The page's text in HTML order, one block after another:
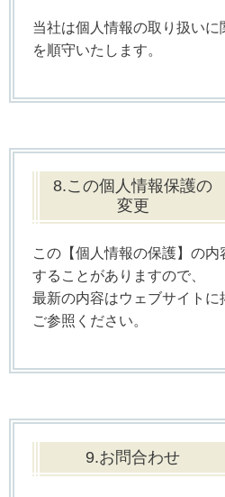
当社は個人情報の取り扱い
を順守いたします。
8.この個人情報保護の
変更
この【個人情報の保護】の
することがありますので、
最新の内容はウェブサイトに
ご参照ください。
9.お問合わせ